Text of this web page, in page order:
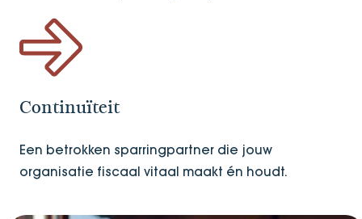
Continuïteit
Een betrokken sparringpartner die jouw
organisatie fiscaal vitaal maakt én houdt.